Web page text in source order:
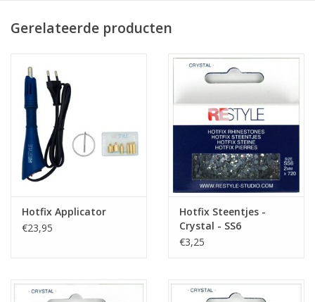
Gerelateerde producten
Hotfix Applicator
€23,95
Hotfix Steentjes -
Crystal - SS6
€3,25